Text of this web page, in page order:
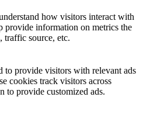
how visitors interact with
provide information on metrics the
traffic source, etc.
to provide visitors with relevant ads
cookies track visitors across
to provide customized ads.